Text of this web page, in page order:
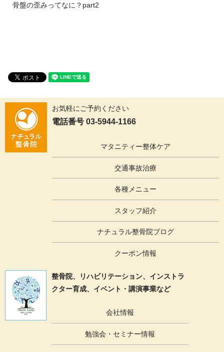
骨盤の歪みってなに？part2
お気軽にご予約ください
電話番号 03-5944-1166
マタニティー整体ケア
交通事故治療
各種メニュー
スタッフ紹介
ナチュラル整骨院ブログ
クーポン情報
整骨院、リハビリテーション、 インストラ
クター育成、イベント・講演事業など
会社情報
勉強会・セミナー情報